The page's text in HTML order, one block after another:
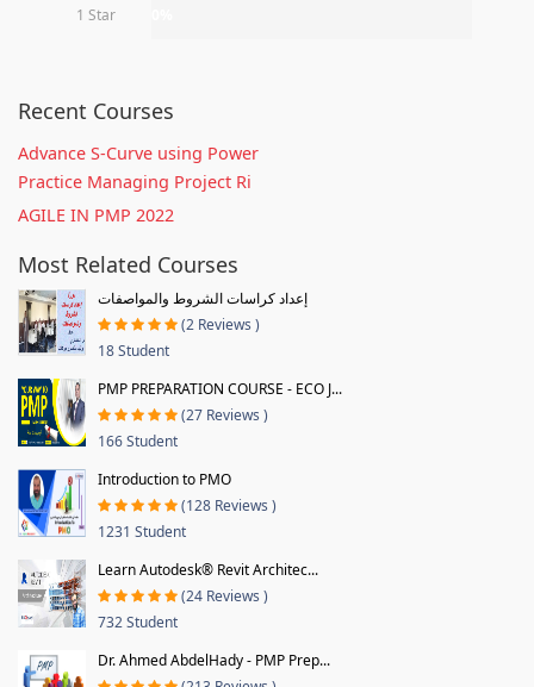
1 Star
Recent Courses
Advance S-Curve using Power
Practice Managing Project Ri
AGILE IN PMP 2022
Most Related Courses
إعداد كراسات الشروط والمواصفات
(2 Reviews )
18 Student
PMP PREPARATION COURSE - ECO J...
(27 Reviews )
166 Student
Introduction to PMO
(128 Reviews )
1231 Student
Learn Autodesk® Revit Architec...
(24 Reviews )
732 Student
Dr. Ahmed AbdelHady - PMP Prep...